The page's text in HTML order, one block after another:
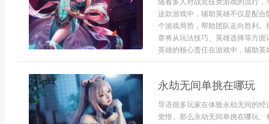
随着多人对战竞技类游戏的流行
这款游戏中，辅助英雄不仅是配
个游戏局势，帮助团队走向胜利
章将从玩法技巧、英雄选择等方面
英雄的核心责任在游戏中，辅助英
永劫无间单挑在哪玩
导语很多玩家在体验永劫无间的
觉悟。那么永劫无间单挑在哪玩